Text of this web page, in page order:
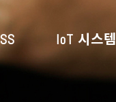
IoT 시스템